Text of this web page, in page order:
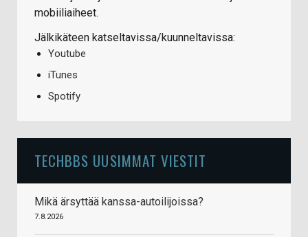
mobiiliaiheet.
Jälkikäteen katseltavissa/kuunneltavissa:
Youtube
iTunes
Spotify
TECHBBS UUSIMMAT VIESTIT
Mikä ärsyttää kanssa-autoilijoissa?
7.8.2026